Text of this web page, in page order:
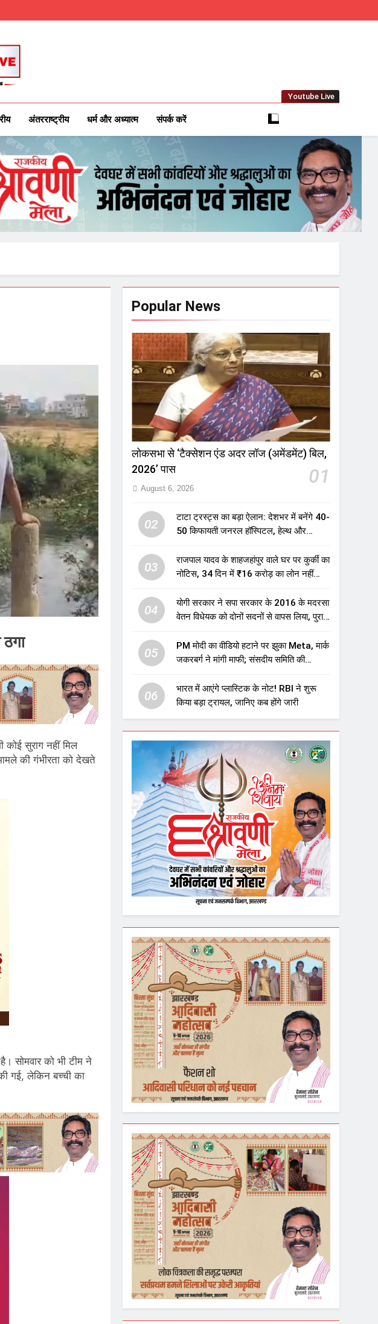
Leading Local News Network
Youtube Live
अंतरराष्ट्रीय धर्म और अध्यात्म संपर्क करें
कोई सुराग नहीं मिल
की गंभीरता को देखते
सोमवार को भी टीम ने
गई, लेकिन बच्ची का
Popular News
लोकसभा से ‘टैक्सेशन एंड अदर लॉज (अमेंडमेंट) बिल,
2026’ पास
01
August 6, 2026
02
टाटा ट्रस्ट्स का बड़ा ऐलान: देशभर में बनेंगे 40-
50 किफायती जनरल हॉस्पिटल, हेल्थ और
03
राजपाल यादव के शाहजहांपुर वाले घर पर कुर्की का
नोटिस, 34 दिन में ₹16 करोड़ का लोन नहीं
04
योगी सरकार ने सपा सरकार के 2016 के मदरसा
वेतन विधेयक को दोनों सदनों से वापस लिया, पुराने
उठाए सवाल
05
PM मोदी का वीडियो हटाने पर झुका Meta, मार्क
जकरबर्ग ने मांगी माफी; संसदीय समिति की
06
भारत में आएंगे प्लास्टिक के नोट! RBI ने शुरू
किया बड़ा ट्रायल, जानिए कब होंगे जारी